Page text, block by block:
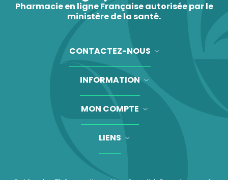
Pharmacie en ligne Française autorisée par le
ministère de la santé.
CONTACTEZ-NOUS
INFORMATION
MON COMPTE
LIENS